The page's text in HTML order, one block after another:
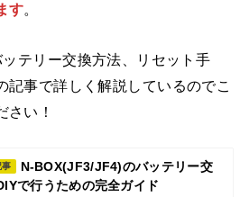
す。
テリー交換方法、リセット手
記事で詳しく解説しているのでこ
さい！
事
N-BOX(JF3/JF4)のバッテリー交
で行うための完全ガイド